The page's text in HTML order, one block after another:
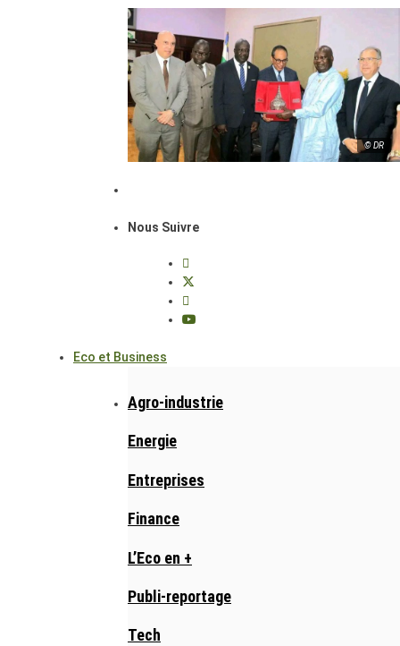
© DR
Nous Suivre
Eco et Business
Agro-industrie
Energie
Entreprises
Finance
L’Eco en +
Publi-reportage
Tech